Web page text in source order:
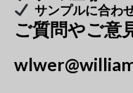
サンプルに
ご質問やご意